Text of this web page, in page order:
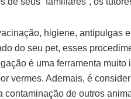
higiene, antipulgas
do seu pet, esses
é uma ferramenta
vermes. Ademais, é
contaminação de outros